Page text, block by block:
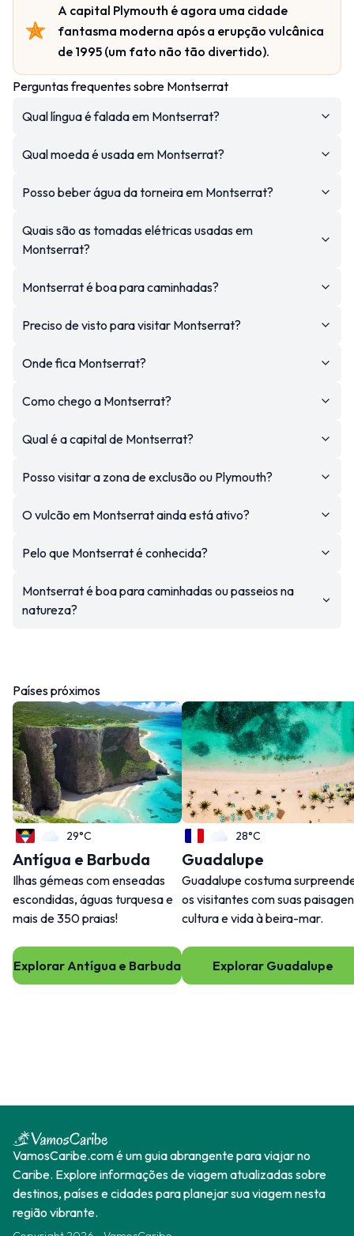
A capital Plymouth é agora uma cidade
fantasma moderna após a erupção vulcânica
de 1995 (um fato não tão divertido).
Perguntas frequentes sobre Montserrat
Qual língua é falada em Montserrat?
Qual moeda é usada em Montserrat?
Posso beber água da torneira em Montserrat?
Quais são as tomadas elétricas usadas em
Montserrat?
Montserrat é boa para caminhadas?
Preciso de visto para visitar Montserrat?
Onde fica Montserrat?
Como chego a Montserrat?
Qual é a capital de Montserrat?
Posso visitar a zona de exclusão ou Plymouth?
O vulcão em Montserrat ainda está ativo?
Pelo que Montserrat é conhecida?
Montserrat é boa para caminhadas ou passeios na
natureza?
Países próximos
29°C
Antígua e Barbuda
Ilhas gémeas com enseadas
escondidas, águas turquesa e
mais de 350 praias!
Explorar Antígua e Barbuda
28°C
Guadalupe
Guadalupe costuma
os visitantes com suas
cultura e vida à beira-mar.
Explorar Guadalupe
VamosCaribe.com é um guia abrangente para viajar no
Caribe. Explore informações de viagem atualizadas sobre
destinos, países e cidades para planejar sua viagem nesta
região vibrante.